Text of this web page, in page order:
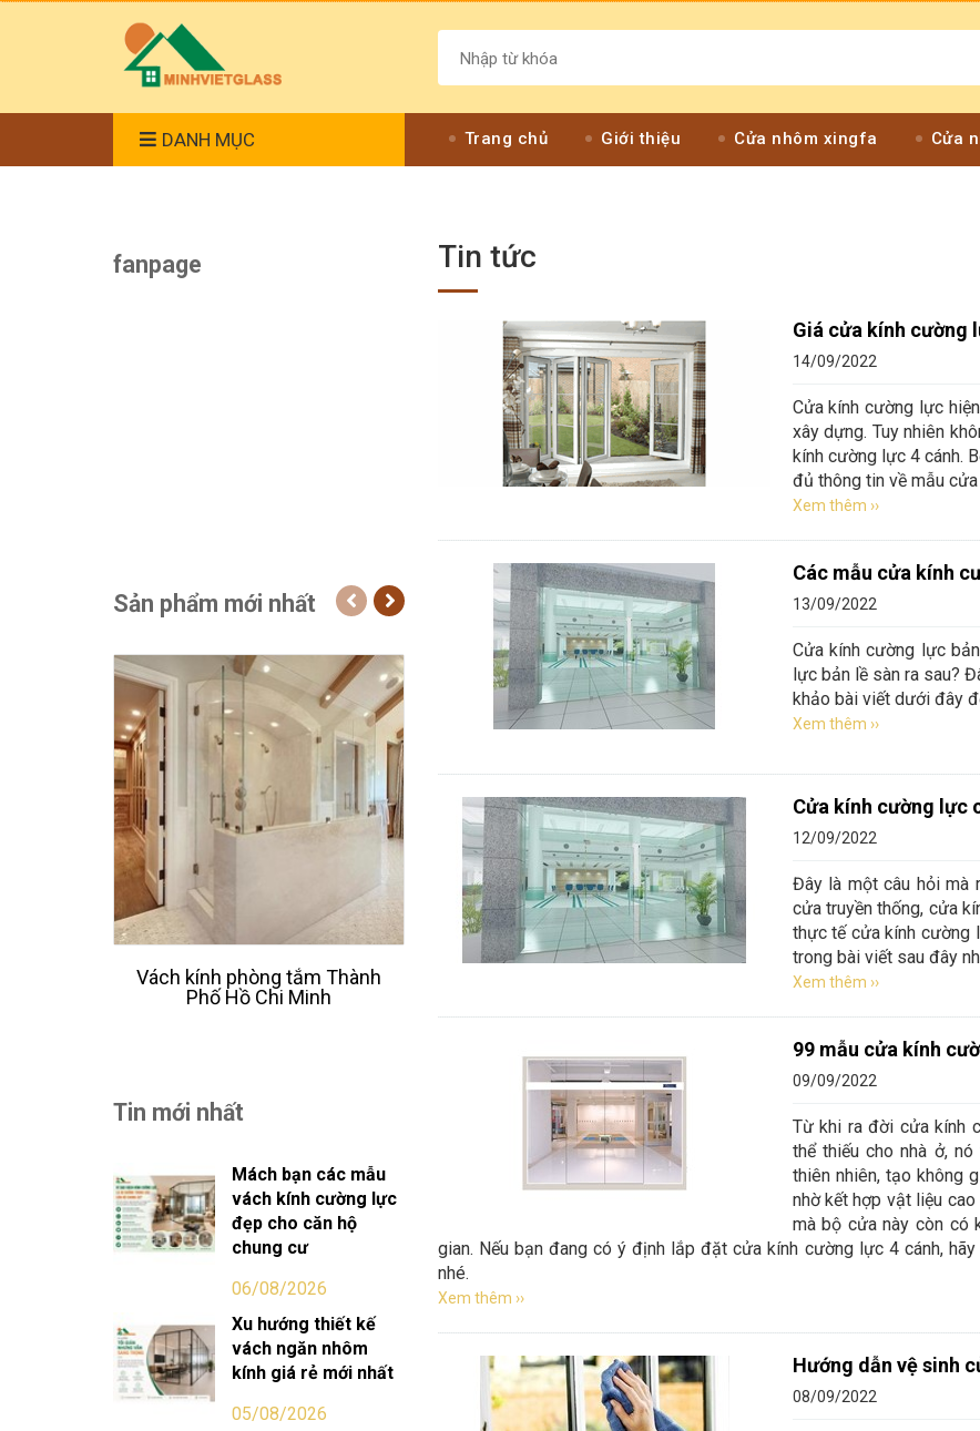
DANH MỤC Trang chủ Giới thiệu Cửa nhôm xingfa Cửa
Tin tức
Giá cửa kính cường
14/09/2022
Cửa kính cường lực
xây dựng. Tuy nhiên
kính cường lực 4 cánh.
đủ thông tin về mẫu
Xem thêm ››
Các mẫu cửa kính
13/09/2022
Cửa kính cường lực
lực bản lề sàn ra sau?
khảo bài viết dưới đây
Xem thêm ››
Cửa kính cường lực
12/09/2022
Đây là một câu hỏi mà
cửa truyền thống, cửa
thực tế cửa kính cường
trong bài viết sau đây
Xem thêm ››
99 mẫu cửa kính
09/09/2022
Từ khi ra đời cửa kính
thể thiếu cho nhà ở,
thiên nhiên, tạo không
nhờ kết hợp vật liệu
mà bộ cửa này còn có
gian. Nếu bạn đang có ý định lắp đặt cửa kính cường lực 4 cánh,
nhé.
Xem thêm ››
Hướng dẫn vệ sinh
08/09/2022
fanpage
Sản phẩm mới nhất
Vách kính phòng tắm Thành
Phố Hồ Chi Minh
Vách kính phòng tắm
Tin mới nhất
Mách bạn các mẫu
vách kính cường lực
đẹp cho căn hộ
chung cư
06/08/2026
Xu hướng thiết kế
vách ngăn nhôm
kính giá rẻ mới nhất
05/08/2026